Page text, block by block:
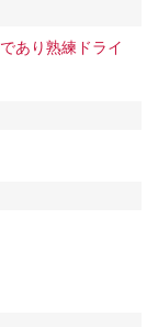
あり熟練ドライ